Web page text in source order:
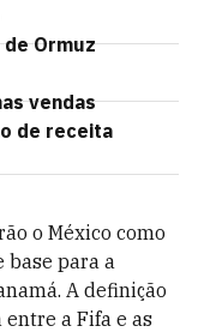
Ormuz
vendas
de receita
o México como
base para a
A definição
a Fifa e as